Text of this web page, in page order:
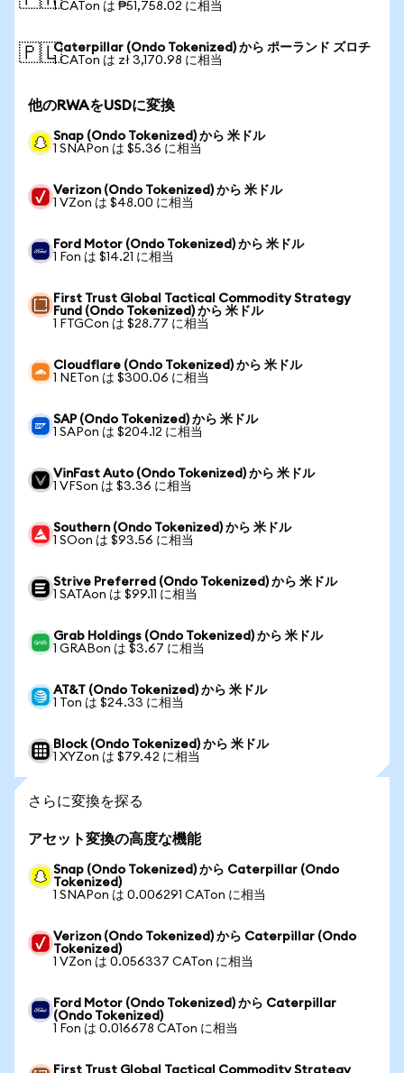
1 CATon は ₱51,758.02 に相当
🇵🇱Caterpillar (Ondo Tokenized) から ポーランド ズロチ
1 CATon は zł 3,170.98 に相当
他のRWAをUSDに変換
Snap (Ondo Tokenized) から 米ドル
1 SNAPon は $5.36 に相当
Verizon (Ondo Tokenized) から 米ドル
1 VZon は $48.00 に相当
Ford Motor (Ondo Tokenized) から 米ドル
1 Fon は $14.21 に相当
First Trust Global Tactical Commodity Strategy
Fund (Ondo Tokenized) から 米ドル
1 FTGCon は $28.77 に相当
Cloudflare (Ondo Tokenized) から 米ドル
1 NETon は $300.06 に相当
SAP (Ondo Tokenized) から 米ドル
1 SAPon は $204.12 に相当
VinFast Auto (Ondo Tokenized) から 米ドル
1 VFSon は $3.36 に相当
Southern (Ondo Tokenized) から 米ドル
1 SOon は $93.56 に相当
Strive Preferred (Ondo Tokenized) から 米ドル
1 SATAon は $99.11 に相当
Grab Holdings (Ondo Tokenized) から 米ドル
1 GRABon は $3.67 に相当
AT&T (Ondo Tokenized) から 米ドル
1 Ton は $24.33 に相当
Block (Ondo Tokenized) から 米ドル
1 XYZon は $79.42 に相当
さらに変換を探る
アセット変換の高度な機能
Snap (Ondo Tokenized) から Caterpillar (Ondo
Tokenized)
1 SNAPon は 0.006291 CATon に相当
Verizon (Ondo Tokenized) から Caterpillar (Ondo
Tokenized)
1 VZon は 0.056337 CATon に相当
Ford Motor (Ondo Tokenized) から Caterpillar
(Ondo Tokenized)
1 Fon は 0.016678 CATon に相当
First Trust Global Tactical Commodity Strategy